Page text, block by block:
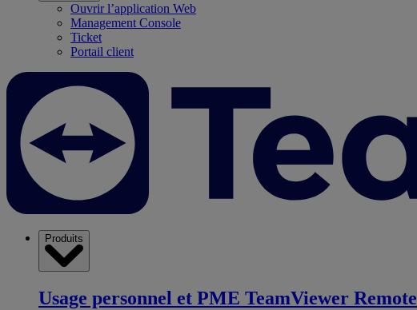
Ouvrir l’application Web
Management Console
Ticket
Portail client
Produits
Usage personnel et PME TeamViewer Remote